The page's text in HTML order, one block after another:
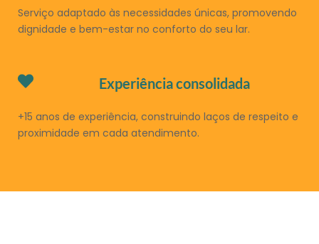
Serviço adaptado às necessidades únicas, promovendo
dignidade e bem-estar no conforto do seu lar.
Experiência consolidada
+15 anos de experiência, construindo laços de respeito e
proximidade em cada atendimento.